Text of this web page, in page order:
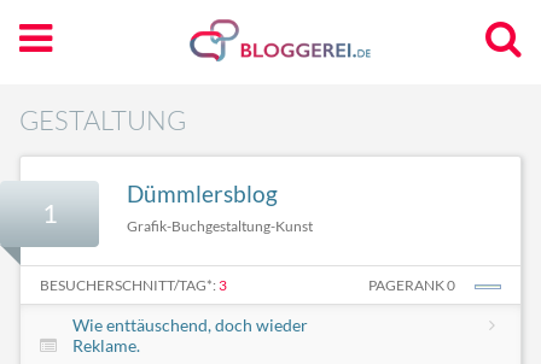
GESTALTUNG
1
Dümmlersblog
Grafik-Buchgestaltung-Kunst
BESUCHERSCHNITT/TAG*: 3 PAGERANK 0
Wie enttäuschend, doch wieder
Reklame.